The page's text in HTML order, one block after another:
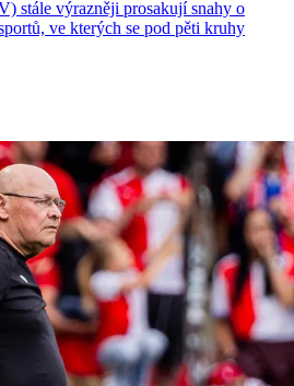
stále výrazněji prosakují snahy o
ve kterých se pod pěti kruhy